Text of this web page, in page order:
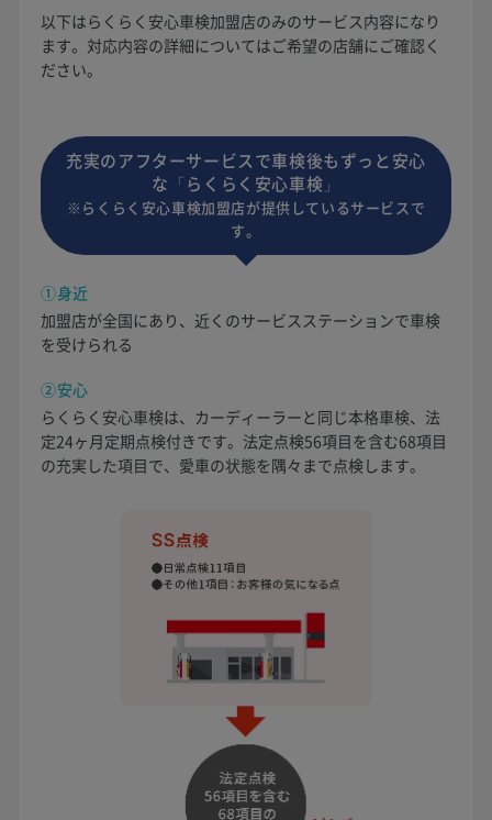
以下はらくらく安心車検加盟店のみのサービス内容になり
ます。対応内容の詳細についてはご希望の店舗にご確認く
ださい。
充実のアフターサービスで車検後もずっと安心
な「らくらく安心車検」
※らくらく安心車検加盟店が提供しているサービスで
す。
①身近
加盟店が全国にあり、近くのサービスステーションで車検
を受けられる
②安心
らくらく安心車検は、カーディーラーと同じ本格車検、法
定24ヶ月定期点検付きです。法定点検56項目を含む68項目
の充実した項目で、愛車の状態を隅々まで点検します。